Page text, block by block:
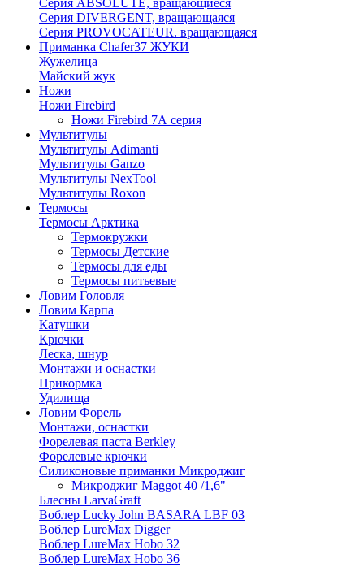
Серия ABSOLUTE, вращающиеся
Серия DIVERGENT, вращающаяся
Серия PROVOCATEUR. вращающаяся
Приманка Chafer37 ЖУКИ
Жужелица
Майский жук
Ножи
Ножи Firebird
Ножи Firebird 7А серия
Мультитулы
Мультитулы Adimanti
Мультитулы Ganzo
Мультитулы NexTool
Мультитулы Roxon
Термосы
Термосы Арктика
Термокружки
Термосы Детские
Термосы для еды
Термосы питьевые
Ловим Головля
Ловим Карпа
Катушки
Крючки
Леска, шнур
Монтажи и оснастки
Прикормка
Удилища
Ловим Форель
Монтажи, оснастки
Форелевая паста Berkley
Форелевые крючки
Силиконовые приманки Микроджиг
Микроджиг Maggot 40 /1,6"
Блесны LarvaGraft
Воблер Lucky John BASARA LBF 03
Воблер LureMax Digger
Воблер LureMax Hobo 32
Воблер LureMax Hobo 36